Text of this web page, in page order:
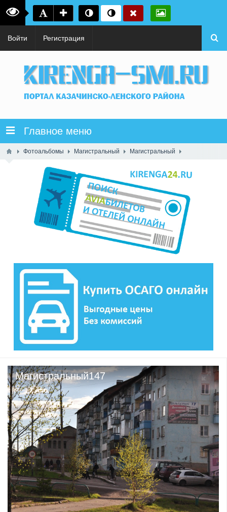
Войти Регистрация
Главное меню
Фотоальбомы Магистральный Магистральный
Магистральный147